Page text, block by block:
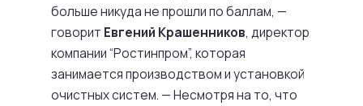
больше никуда не прошли по баллам, —
говорит Евгений Крашенников, директор
компании “Ростинпром”, которая
занимается производством и установкой
очистных систем. — Несмотря на то, что